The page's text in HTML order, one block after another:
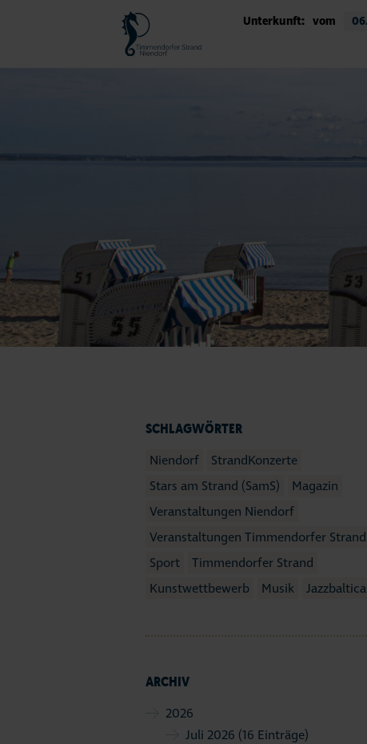
Unterkunft: vom
SCHLAGWÖRTER
Niendorf
StrandKonzerte
Stars am Strand (SamS)
Magazin
Veranstaltungen Niendorf
Veranstaltungen Timmendorfer Strand
Sport
Timmendorfer Strand
Kunstwettbewerb
Musik Jazzbaltica
ARCHIV
2026
Juli 2026 (16 Einträge)